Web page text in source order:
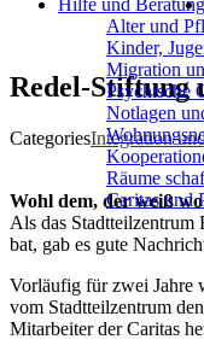
Hilfe und Beratung
Alter und
Kinder,
Migration
Psychische
Notlagen
Räume
Caritas und
Redel-Stiftung
CategoriesIntegration
Wohl dem, der weiß
Als das Stadtteilzentrum
bat, gab es gute
Vorläufig für zwei Jahre
vom Stadtteilzentrum
Mitarbeiter der Caritas